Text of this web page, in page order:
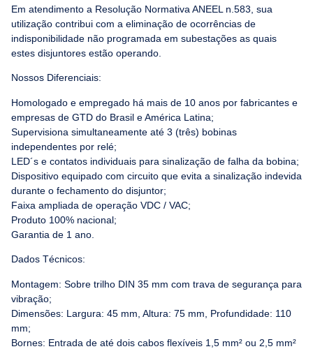
Em atendimento a Resolução Normativa ANEEL n.583, sua
utilização contribui com a eliminação de ocorrências de
indisponibilidade não programada em subestações as quais
estes disjuntores estão operando.
Nossos Diferenciais:
Homologado e empregado há mais de 10 anos por fabricantes e
empresas de GTD do Brasil e América Latina;
Supervisiona simultaneamente até 3 (três) bobinas
independentes por relé;
LED´s e contatos individuais para sinalização de falha da bobina;
Dispositivo equipado com circuito que evita a sinalização indevida
durante o fechamento do disjuntor;
Faixa ampliada de operação VDC / VAC;
Produto 100% nacional;
Garantia de 1 ano.
Dados Técnicos:
Montagem: Sobre trilho DIN 35 mm com trava de segurança para
vibração;
Dimensões: Largura: 45 mm, Altura: 75 mm, Profundidade: 110
mm;
Bornes: Entrada de até dois cabos flexíveis 1,5 mm² ou 2,5 mm²